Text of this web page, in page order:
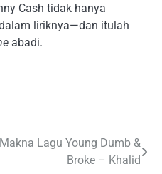
Cash tidak hanya
liriknya—dan itulah
abadi.
Makna Lagu Young Dumb &
Broke – Khalid